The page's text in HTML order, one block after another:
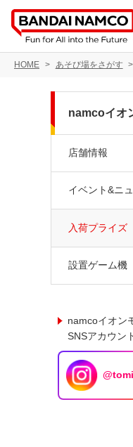
HOME あそび場をさがす
namcoイオ
店舗情報
イベント&ニ
入荷プライズ
設置ゲーム機
namcoイオン
SNSアカウン